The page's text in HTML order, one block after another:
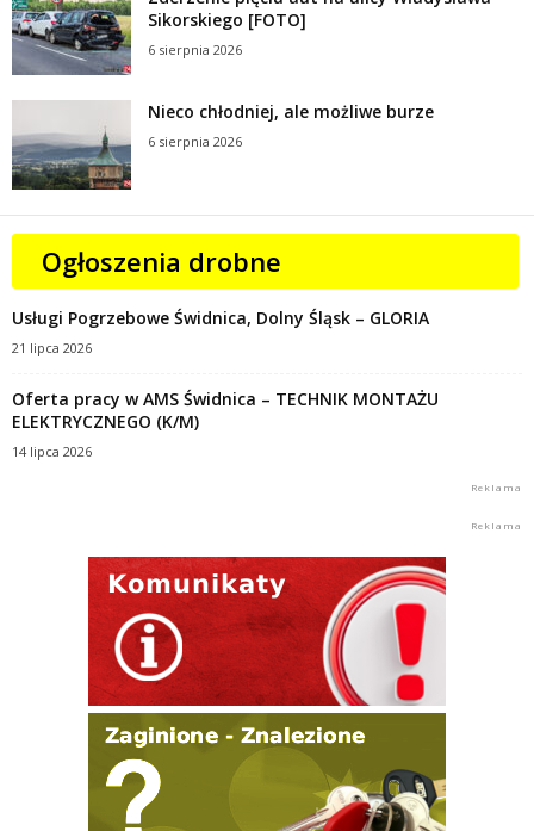
Sikorskiego [FOTO]
6 sierpnia 2026
Nieco chłodniej, ale możliwe burze
6 sierpnia 2026
Ogłoszenia drobne
Usługi Pogrzebowe Świdnica, Dolny Śląsk – GLORIA
21 lipca 2026
Oferta pracy w AMS Świdnica – TECHNIK MONTAŻU
ELEKTRYCZNEGO (K/M)
14 lipca 2026